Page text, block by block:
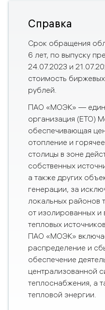
Справка
Срок обращения
6 лет, по выпуску
24.07.2023 и
стоимость
рублей.
ПАО «МОЭК» —
организация (ЕТО)
обеспечивающая
отопление и
столицы в зоне
собственных
а также других
генерации, за
локальных районов
от изолированных и
тепловых
ПАО «МОЭК»
распределение и
обеспечение
централизованной
теплоснабжения, а
тепловой энергии.